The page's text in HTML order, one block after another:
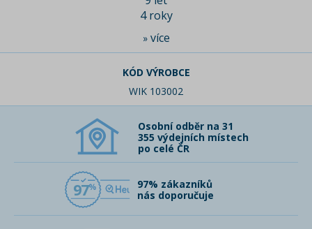
4 roky
» více
KÓD VÝROBCE
WIK 103002
Osobní odběr na 31
355 výdejních místech
po celé ČR
97
97% zákazníků
nás doporučuje